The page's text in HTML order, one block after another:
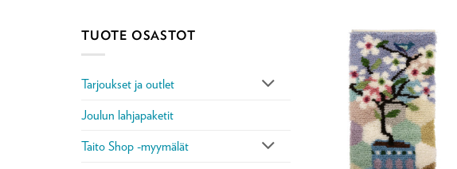
TUOTE OSASTOT
Tarjoukset ja outlet
Joulun lahjapaketit
Taito Shop -myymälät